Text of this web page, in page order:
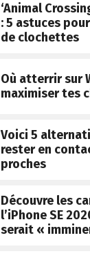
‘Animal
: 5 astuces
de clochettes
Où atterrir sur
maximiser tes
Voici 5
rester en
proches
Découvre les
l’iPhone SE
serait «